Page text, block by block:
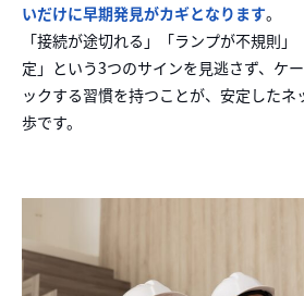
いだけに早期発見がカギとなります。
「接続が途切れる」「ランプが不規則
定」という3つのサインを見逃さず、ケ
ックする習慣を持つことが、安定した
歩です。